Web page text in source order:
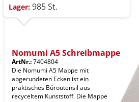
Lager: 985 St.
Nomumi A5 Schreibmappe
ArtNr.:7404804
Die Nomumi A5 Mappe mit
abgerundeten Ecken ist ein
praktisches Büroutensil aus
recyceltem Kunststoff. Die Mappe